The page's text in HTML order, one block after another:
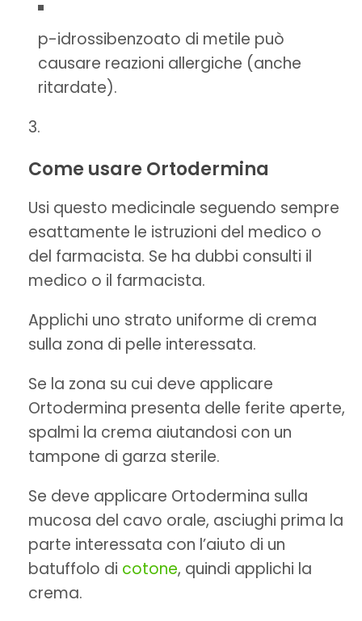
p-idrossibenzoato di metile può
causare reazioni allergiche (anche
ritardate).
Come usare Ortodermina
Usi questo medicinale seguendo sempre
esattamente le istruzioni del medico o
del farmacista. Se ha dubbi consulti il
medico o il farmacista.
Applichi uno strato uniforme di crema
sulla zona di pelle interessata.
Se la zona su cui deve applicare
Ortodermina presenta delle ferite aperte,
spalmi la crema aiutandosi con un
tampone di garza sterile.
Se deve applicare Ortodermina sulla
mucosa del cavo orale, asciughi prima la
parte interessata con l’aiuto di un
batuffolo di cotone, quindi applichi la
crema.